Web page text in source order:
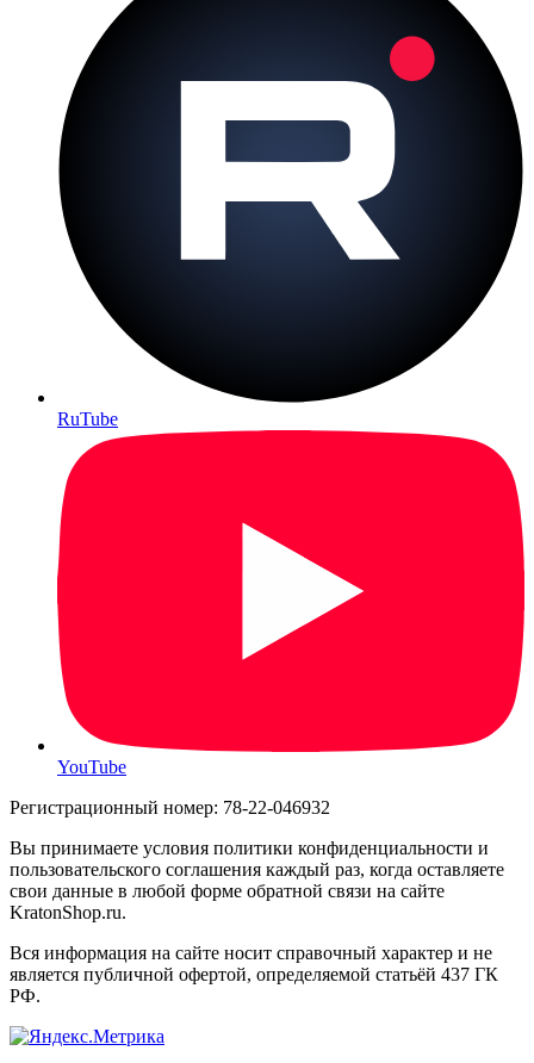
RuTube
YouTube
Регистрационный номер: 78-22-046932
Вы принимаете условия политики конфиденциальности и
пользовательского соглашения каждый раз, когда оставляете
свои данные в любой форме обратной связи на сайте
KratonShop.ru.
Вся информация на сайте носит справочный характер и не
является публичной офертой, определяемой статьёй 437 ГК
РФ.